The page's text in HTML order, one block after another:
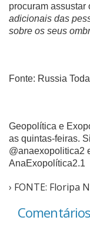
procuram assustar
adicionais das
sobre os seus
Fonte: Russia
Geopolítica e
as quintas-feiras.
@anaexopolitica2
AnaExopolítica2.1
› FONTE: Floripa
Comentários